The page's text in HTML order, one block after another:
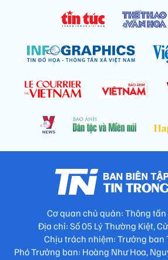
Cơ quan chủ quản: Thông tấn
Địa chỉ: Số 05 Lý Thường Kiệt,
Chịu trách nhiệm: Trưởng ban
Phó Trưởng ban: Hoàng Như Hoa,